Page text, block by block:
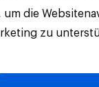
um die
zu